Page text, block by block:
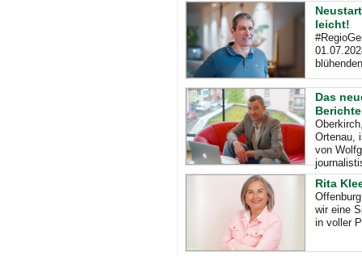
leicht!
Das
Ortenau,
von
Rita
wir eine
in voller